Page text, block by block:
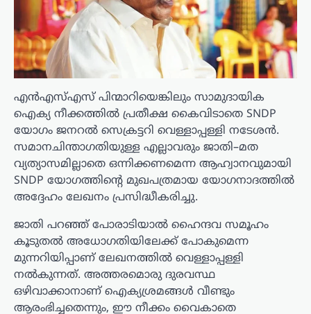
എൻഎസ്എസ് പിന്മാറിയെങ്കിലും സാമുദായിക
ഐക്യ നീക്കത്തിൽ പ്രതീക്ഷ കൈവിടാതെ SNDP
യോഗം ജനറൽ സെക്രട്ടറി വെള്ളാപ്പള്ളി നടേശൻ.
സമാനചിന്താഗതിയുള്ള എല്ലാവരും ജാതി–മത
വ്യത്യാസമില്ലാതെ ഒന്നിക്കണമെന്ന ആഹ്വാനവുമായി
SNDP യോഗത്തിന്റെ മുഖപത്രമായ യോഗനാദത്തിൽ
അദ്ദേഹം ലേഖനം പ്രസിദ്ധീകരിച്ചു.
ജാതി പറഞ്ഞ് പോരാടിയാൽ ഹൈന്ദവ സമൂഹം
കൂടുതൽ അധോഗതിയിലേക്ക് പോകുമെന്ന
മുന്നറിയിപ്പാണ് ലേഖനത്തിൽ വെള്ളാപ്പള്ളി
നൽകുന്നത്. അത്തരമൊരു ദുരവസ്ഥ
ഒഴിവാക്കാനാണ് ഐക്യശ്രമങ്ങൾ വീണ്ടും
ആരംഭിച്ചതെന്നും, ഈ നീക്കം വൈകാതെ